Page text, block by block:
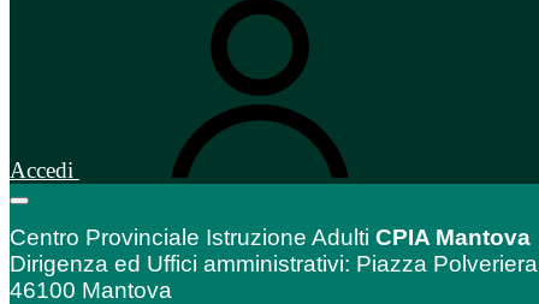
Accedi
Centro Provinciale Istruzione Adulti CPIA Mantova
Dirigenza ed Uffici amministrativi: Piazza
46100 Mantova